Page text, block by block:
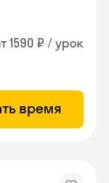
1590 ₽ / урок
время